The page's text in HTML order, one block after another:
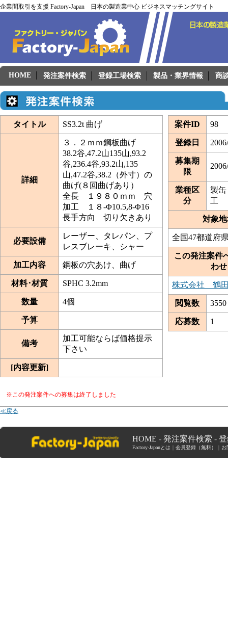
企業間取引を支援 Factory-Japan 日本の製造業中心 ビジネスマッチングサイト
HOME 発注案件検索 登録工場検索 製品・業界情報 商
タイトル SS3.2t 曲げ
詳細
３．２ｍｍ鋼板曲げ
38.2谷,47.2山135山,93.2
谷,236.4谷,93.2山,135
山,47.2谷,38.2（外寸）の
曲げ(８回曲げあり）
全長 １９８０ｍｍ 穴
加工 １８-Φ10.5,8-Φ16
長手方向 切り欠きあり
必要設備
レーザー、タレパン、プ
レスブレーキ、シャー
加工内容 鋼板の穴あけ、曲げ
材料･材質 SPHC 3.2mm
数量 4個
予算
備考
加工可能ならば価格提示
下さい
[内容更新]
案件ID 98
登録日
募集期
限
業種区
分
製
工
対象
全国47都道府
この発注案件
わせ
株式会社 鶴
閲覧数 3550
応募数 1
※この発注案件への募集は終了しました
≪戻る
HOME - 発注案件検索 -
Factory-Japanとは 会員登録（無料） お